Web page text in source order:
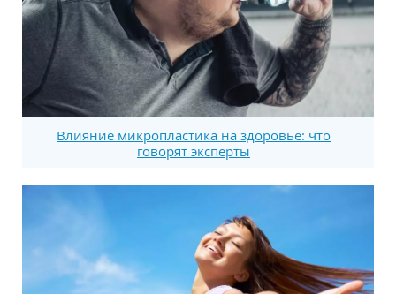
Влияние микропластика на здоровье: что
говорят эксперты